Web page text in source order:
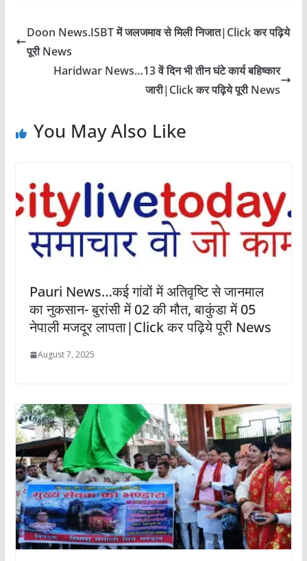
Doon News.ISBT में जलजमाव से मिली निजात|Click कर पढ़िये
पूरी News
Haridwar News…13 वें दिन भी तीन घंटे कार्य बहिष्कार
जारी|Click कर पढ़िये पूरी News
You May Also Like
Pauri News…कई गांवों में अतिवृष्टि से जानमाल
का नुकसान- बुरांसी में 02 की मौत, बाकुंडा में 05
नेपाली मजदूर लापता|Click कर पढ़िये पूरी News
August 7, 2025